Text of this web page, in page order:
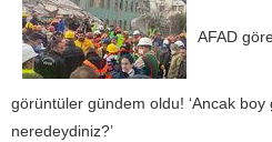
AFAD
görüntüler gündem oldu! ‘Ancak
neredeydiniz?’